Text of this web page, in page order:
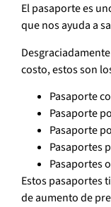
El pasaporte es
que nos ayuda a
costo, estos son
Pasaporte
Pasaporte
Pasaporte
Pasaportes
Pasaportes
Estos pasaportes
de aumento de